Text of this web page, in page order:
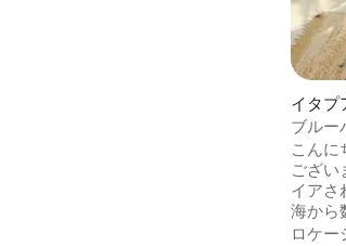
イタプ
ブルー
こんに
ござい
イアさ
海から
過ごす
ロケー